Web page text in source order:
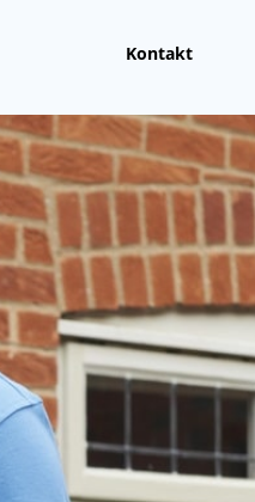
Kontakt